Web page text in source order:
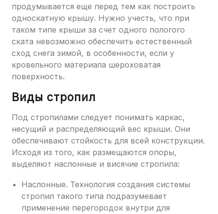
продумывается еще перед тем как построить
односкатную крышу. Нужно учесть, что при
таком типе крыши за счет одного пологого
ската невозможно обеспечить естественный
сход снега зимой, в особенности, если у
кровельного материала шероховатая
поверхность.
Виды стропил
Под стропилами следует понимать каркас,
несущий и распределяющий вес крыши. Они
обеспечивают стойкость для всей конструкции.
Исходя из того, как размещаются опоры,
выделяют наслонные и висячие стропила:
Наслонные. Технология создания системы
стропил такого типа подразумевает
применение перегородок внутри для